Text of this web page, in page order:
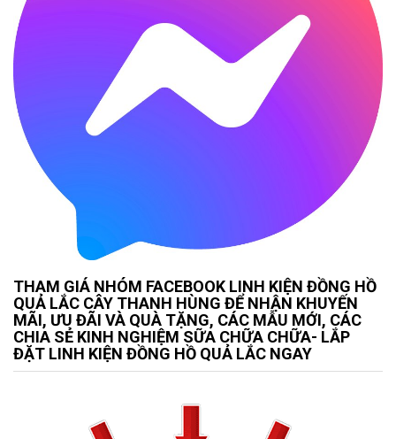
THAM GIÁ NHÓM FACEBOOK LINH KIỆN ĐỒNG HỒ
QUẢ LẮC CÂY THANH HÙNG ĐỂ NHẬN KHUYẾN
MÃI, ƯU ĐÃI VÀ QUÀ TẶNG, CÁC MẪU MỚI, CÁC
CHIA SẺ KINH NGHIỆM SỮA CHỮA CHỮA- LẮP
ĐẶT LINH KIỆN ĐỒNG HỒ QUẢ LẮC NGAY